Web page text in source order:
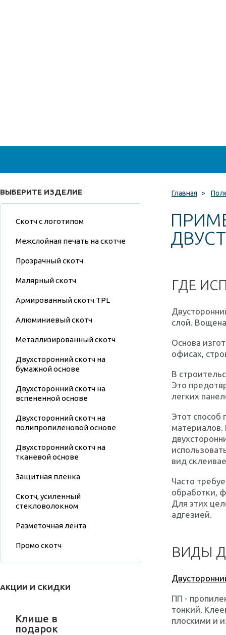
ВЫБЕРИТЕ ИЗДЕЛИЕ
Скотч с логотипом
Межслойная печать на скотче
Прозрачный скотч
Малярный скотч
Армированный скотч TPL
Алюминиевый скотч
Металлизированный скотч
Двухсторонний скотч на
бумажной основе
Двухсторонний скотч на
вспененной основе
Двухсторонний скотч на
полипропиленовой основе
Двухсторонний скотч на
тканевой основе
Защитная пленка
Скотч, усиленный
стекловолокном
Разметочная лента
Промо скотч
АКЦИИ И СКИДКИ
Клише в
подарок
Главная >
ГДЕ
слой.
Основа
офисах,
В
Это
легких
Этот способ
материалов.
вид
Часто
обработки,
Для этих
адгезией.
ВИДЫ
ПП -
тонкий.
плоскими и